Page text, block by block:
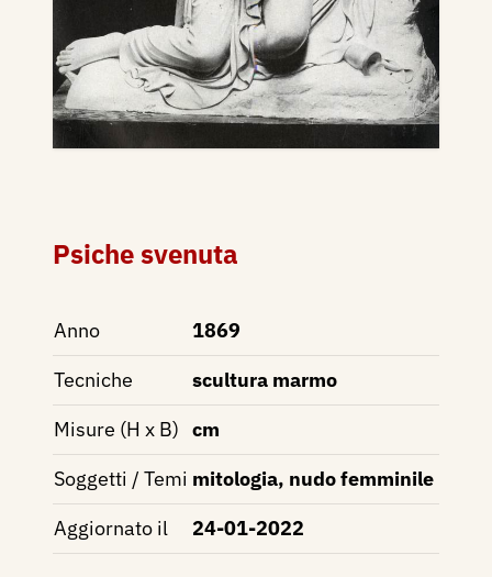
Psiche svenuta
Anno
1869
Tecniche
scultura marmo
Misure (H x B) cm
Soggetti / Temi mitologia, nudo femminile
Aggiornato il
24-01-2022